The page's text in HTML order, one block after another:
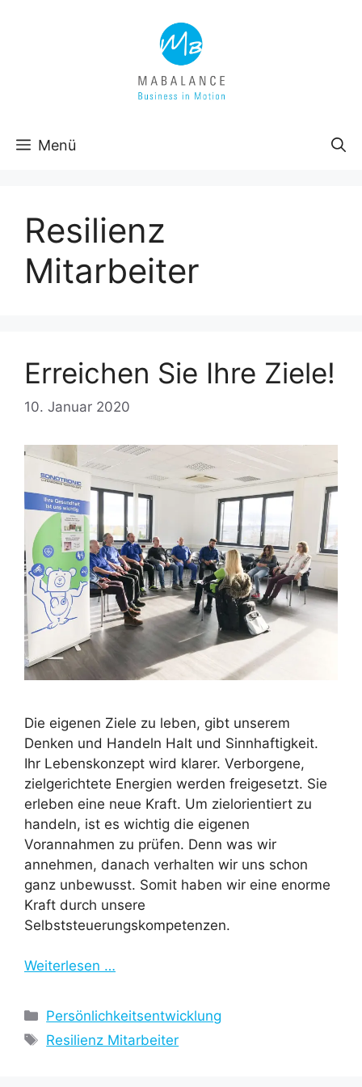
Menü
Resilienz
Mitarbeiter
Erreichen Sie Ihre Ziele!
10. Januar 2020
Die eigenen Ziele zu leben, gibt unserem
Denken und Handeln Halt und Sinnhaftigkeit.
Ihr Lebenskonzept wird klarer. Verborgene,
zielgerichtete Energien werden freigesetzt. Sie
erleben eine neue Kraft. Um zielorientiert zu
handeln, ist es wichtig die eigenen
Vorannahmen zu prüfen. Denn was wir
annehmen, danach verhalten wir uns schon
ganz unbewusst. Somit haben wir eine enorme
Kraft durch unsere
Selbststeuerungskompetenzen.
Weiterlesen …
Kategorien
Persönlichkeitsentwicklung
Schlagwörter
Resilienz Mitarbeiter